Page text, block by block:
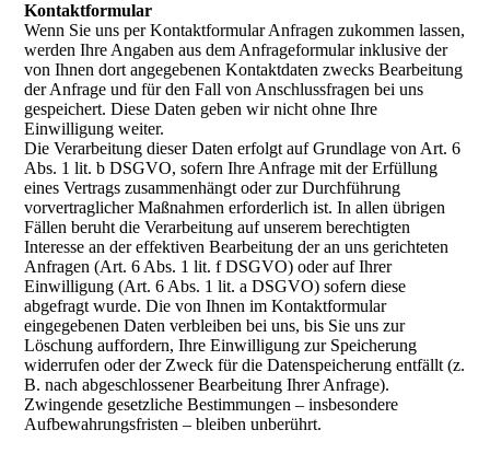
Kontaktformular
Wenn Sie uns per Kontaktformular Anfragen zukommen lassen,
werden Ihre Angaben aus dem Anfrageformular inklusive der
von Ihnen dort angegebenen Kontaktdaten zwecks Bearbeitung
der Anfrage und für den Fall von Anschlussfragen bei uns
gespeichert. Diese Daten geben wir nicht ohne Ihre
Einwilligung weiter.
Die Verarbeitung dieser Daten erfolgt auf Grundlage von Art. 6
Abs. 1 lit. b DSGVO, sofern Ihre Anfrage mit der Erfüllung
eines Vertrags zusammenhängt oder zur Durchführung
vorvertraglicher Maßnahmen erforderlich ist. In allen übrigen
Fällen beruht die Verarbeitung auf unserem berechtigten
Interesse an der effektiven Bearbeitung der an uns gerichteten
Anfragen (Art. 6 Abs. 1 lit. f DSGVO) oder auf Ihrer
Einwilligung (Art. 6 Abs. 1 lit. a DSGVO) sofern diese
abgefragt wurde. Die von Ihnen im Kontaktformular
eingegebenen Daten verbleiben bei uns, bis Sie uns zur
Löschung auffordern, Ihre Einwilligung zur Speicherung
widerrufen oder der Zweck für die Datenspeicherung entfällt (z.
B. nach abgeschlossener Bearbeitung Ihrer Anfrage).
Zwingende gesetzliche Bestimmungen – insbesondere
Aufbewahrungsfristen – bleiben unberührt.